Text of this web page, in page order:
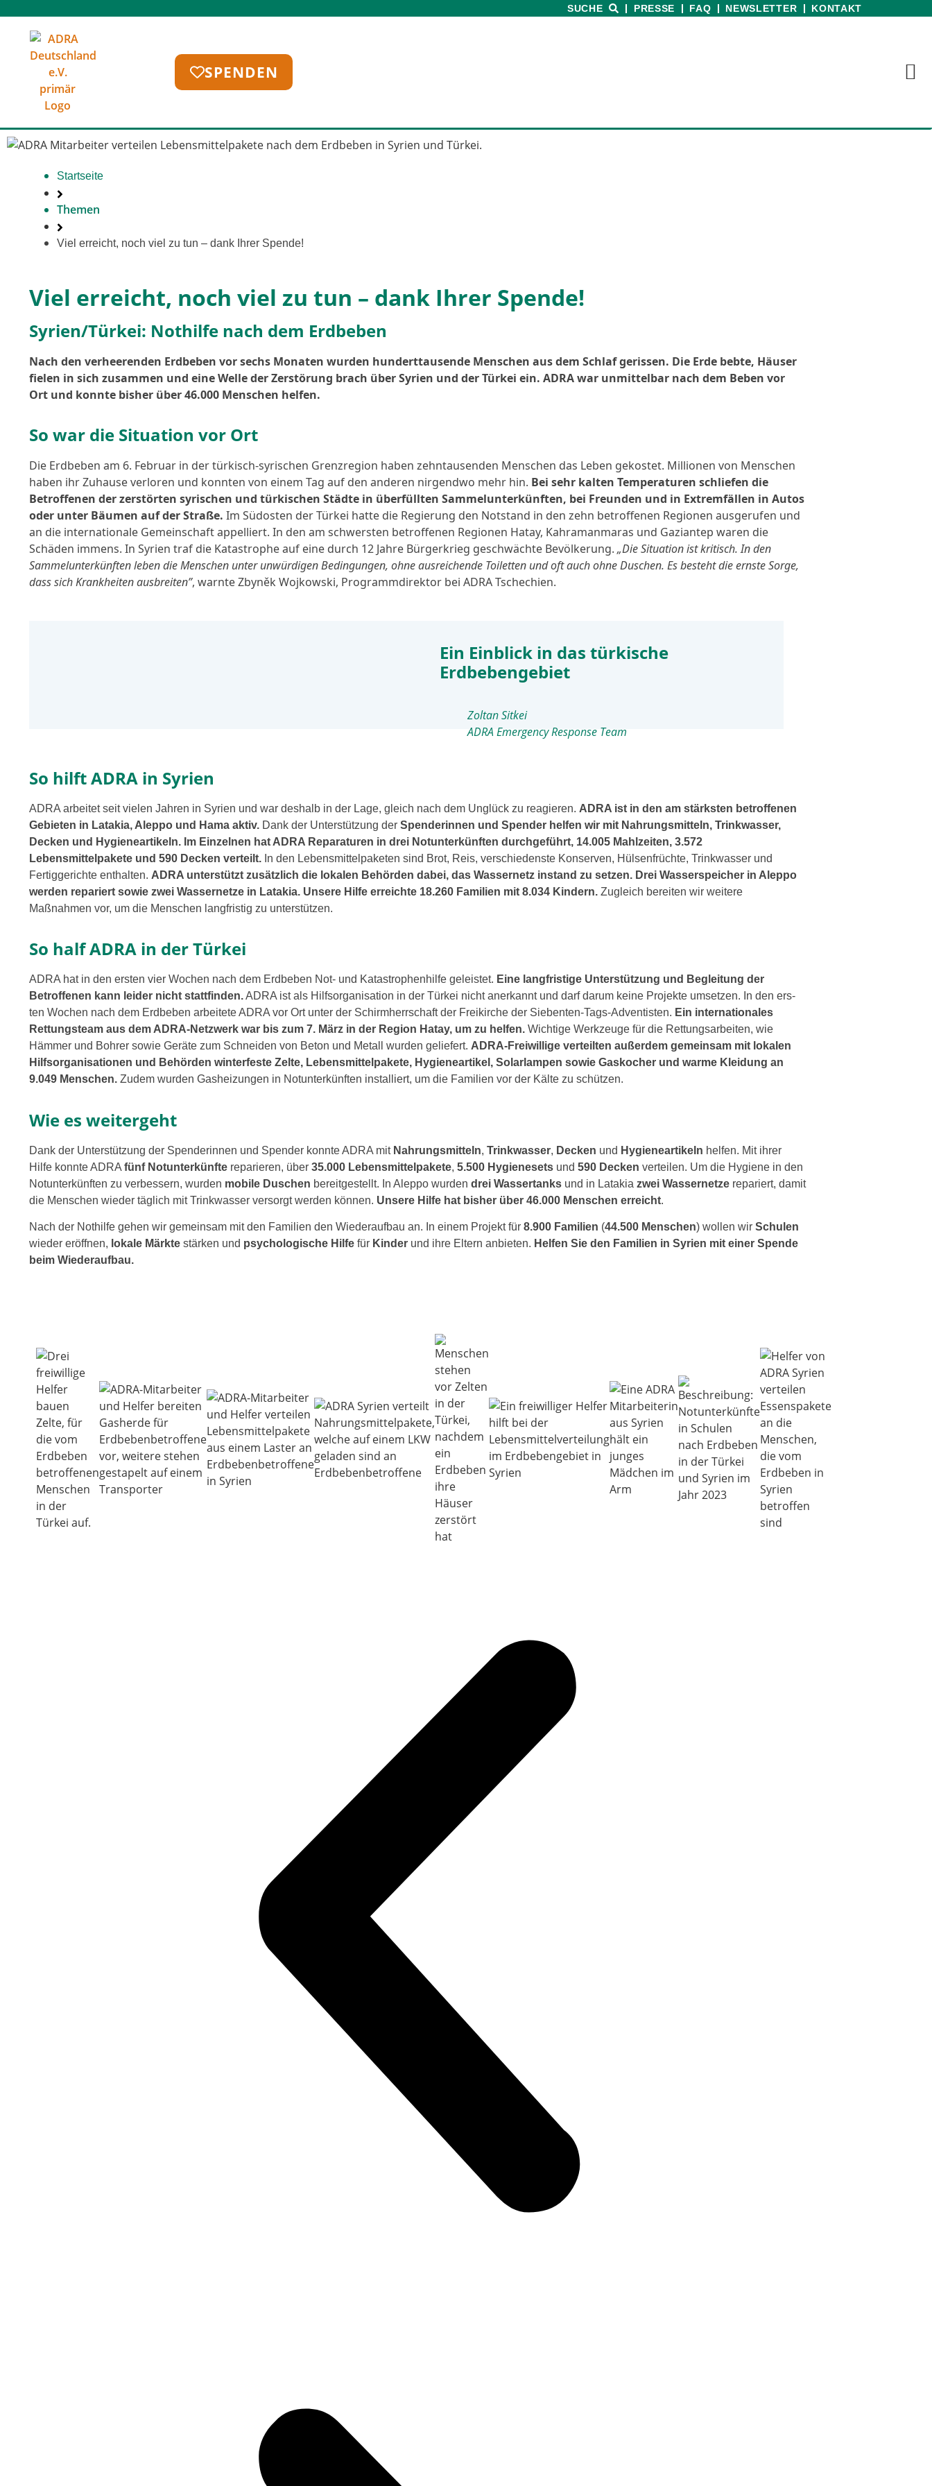
SUCHE PRESSE FAQ NEWSLETTER KONTAKT
SPENDEN
Startseite
Themen
Viel erreicht, noch viel zu tun – dank Ihrer Spende!
Viel erreicht, noch viel zu tun – dank Ihrer Spende!
Syrien/Türkei: Nothilfe nach dem Erdbeben
Nach den ver­hee­ren­den Erdbeben vor sechs Monaten wur­den hun­dert­tau­sen­de Menschen aus dem Schlaf geris­sen. Die Erde beb­te, Häuser
fie­len in sich zusam­men und eine Welle der Zerstörung brach über Syrien und der Türkei ein. ADRA war unmit­tel­bar nach dem Beben vor
Ort und konn­te bis­her über 46.000 Menschen hel­fen.
So war die Situation vor Ort
Die Erdbeben am 6. Februar in der türkisch-syrischen Grenzregion haben zehn­tau­sen­den Menschen das Leben gekos­tet. Millionen von Menschen
haben ihr Zuhause ver­lo­ren und konn­ten von einem Tag auf den ande­ren nir­gend­wo mehr hin. Bei sehr kal­ten Temperaturen schlie­fen die
Betroffenen der zer­stör­ten syri­schen und tür­ki­schen Städte in über­füll­ten Sammelunterkünften, bei Freunden und in Extremfällen in Autos
oder unter Bäumen auf der Straße. Im Südosten der Türkei hat­te die Regierung den Notstand in den zehn betrof­fe­nen Regionen aus­ge­ru­fen und
an die inter­na­tio­na­le Gemeinschaft appel­liert. In den am schwers­ten betrof­fe­nen Regionen Hatay, Kahramanmaras und Gaziantep waren die
Schäden immens. In Syrien traf die Katastrophe auf eine durch 12 Jahre Bürgerkrieg geschwäch­te Bevölkerung. „Die Situation ist kri­tisch. In den
Sammelunterkünften leben die Menschen unter unwür­di­gen Bedingungen, ohne aus­rei­chen­de Toiletten und oft auch ohne Duschen. Es besteht die erns­te Sorge,
dass sich Krankheiten aus­brei­ten”, warn­te Zbyněk Wojkowski, Programmdirektor bei ADRA Tschechien.
Ein Einblick in das türkische
Erdbebengebiet
Zoltan Sitkei
ADRA Emergency Response Team
So hilft ADRA in Syrien
ADRA arbei­tet seit vie­len Jahren in Syrien und war des­halb in der Lage, gleich nach dem Unglück zu reagie­ren. ADRA ist in den am stärks­ten betrof­fe­nen
Gebieten in Latakia, Aleppo und Hama aktiv. Dank der Unterstützung der Spenderinnen und Spender hel­fen wir mit Nahrungsmitteln, Trinkwasser,
Decken und Hygieneartikeln. Im Einzelnen hat ADRA Reparaturen in drei Notunterkünften durch­ge­führt, 14.005 Mahlzeiten, 3.572
Lebensmittelpakete und 590 Decken ver­teilt. In den Lebensmittelpaketen sind Brot, Reis, ver­schie­dens­te Konserven, Hülsenfrüchte, Trinkwasser und
Fertiggerichte ent­hal­ten. ADRA unter­stützt zusätz­lich die loka­len Behörden dabei, das Wassernetz instand zu set­zen. Drei Wasserspeicher in Aleppo
wer­den repa­riert sowie zwei Wassernetze in Latakia. Unsere Hilfe erreich­te 18.260 Familien mit 8.034 Kindern. Zugleich berei­ten wir wei­te­re
Maßnahmen vor, um die Menschen lang­fris­tig zu unter­stüt­zen.
So half ADRA in der Türkei
ADRA hat in den ers­ten vier Wochen nach dem Erdbeben Not- und Katastrophenhilfe geleis­tet. Eine lang­fris­ti­ge Unterstützung und Begleitung der
Betroffenen kann lei­der nicht statt­fin­den.ADRA ist als Hilfsorganisation in der Türkei nicht aner­kannt und darf dar­um kei­ne Projekte umset­zen. In den ers­
ten Wochen nach dem Erdbeben arbei­te­te ADRA vor Ort unter der Schirmherrschaft der Freikirche der Siebenten-Tags-Adventisten. Ein inter­na­tio­na­les
Rettungsteam aus dem ADRA-Netzwerk war bis zum 7. März in der Region Hatay, um zu hel­fen. Wichtige Werkzeuge für die Rettungsarbeiten, wie
Hämmer und Bohrer sowie Geräte zum Schneiden von Beton und Metall wur­den gelie­fert. ADRA-Freiwillige ver­teil­ten außer­dem gemein­sam mit loka­len
Hilfsorganisationen und Behörden win­ter­fes­te Zelte, Lebensmittelpakete, Hygieneartikel, Solarlampen sowie Gaskocher und war­me Kleidung an
9.049 Menschen. Zudem wur­den Gasheizungen in Notunterkünften instal­liert, um die Familien vor der Kälte zu schüt­zen.
Wie es weitergeht
Dank der Unterstützung der Spenderinnen und Spender konn­te ADRA mit Nahrungsmitteln, Trinkwasser, Decken und Hygieneartikeln hel­fen. Mit ihrer
Hilfe konn­te ADRA fünf Notunterkünfte repa­rie­ren, über 35.000 Lebensmittelpakete, 5.500 Hygienesets und 590 Decken ver­tei­len. Um die Hygiene in den
Notunterkünften zu ver­bes­sern, wur­den mobi­le Duschen bereit­ge­stellt. In Aleppo wur­den drei Wassertanks und in Latakia zwei Wassernetze repa­riert, damit
die Menschen wie­der täg­lich mit Trinkwasser ver­sorgt wer­den kön­nen. Unsere Hilfe hat bis­her über 46.000 Menschen erreicht.
Nach der Nothilfe gehen wir gemein­sam mit den Familien den Wiederaufbau an. In einem Projekt für 8.900 Familien (44.500 Menschen) wol­len wir Schulen
wie­der eröff­nen, loka­le Märkte stär­ken und psy­cho­lo­gi­sche Hilfe für Kinder und ihre Eltern anbie­ten. Helfen Sie den Familien in Syrien mit einer Spende
beim Wiederaufbau.